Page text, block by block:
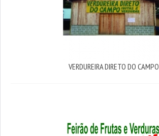
VERDUREIRA DIRETO DO CAMPO